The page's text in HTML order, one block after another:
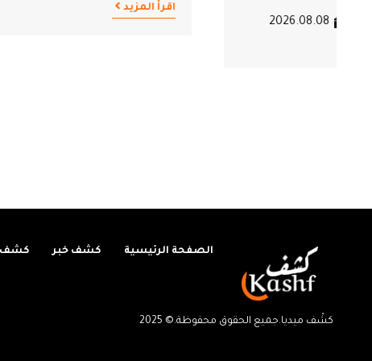
الصفحة الرئيسية كشف خبر كشف
كشْف ميديا.جميع الحقوق محفوظة.© 2025